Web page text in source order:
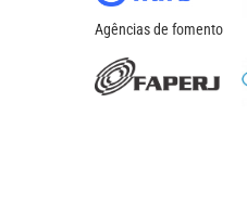
Agências de fomento